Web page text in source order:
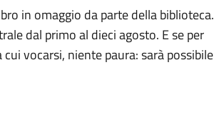
in omaggio da parte della biblioteca.
dal primo al dieci agosto. E se per
vocarsi, niente paura: sarà possibile